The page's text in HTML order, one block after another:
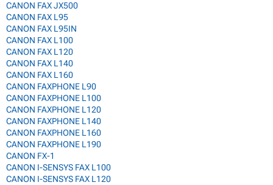
CANON FAX JX500
CANON FAX L95
CANON FAX L95IN
CANON FAX L100
CANON FAX L120
CANON FAX L140
CANON FAX L160
CANON FAXPHONE L90
CANON FAXPHONE L100
CANON FAXPHONE L120
CANON FAXPHONE L140
CANON FAXPHONE L160
CANON FAXPHONE L190
CANON FX-1
CANON I-SENSYS FAX L100
CANON I-SENSYS FAX L120